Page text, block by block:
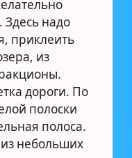
Здесь надо
приклеить
из
дороги. По
полоски
полоса.
небольших